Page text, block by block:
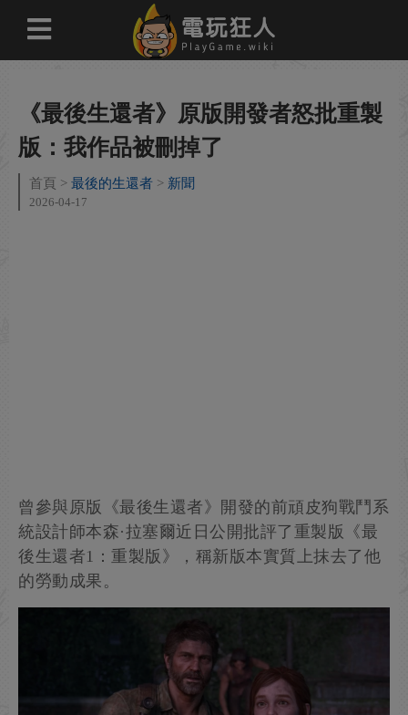
《最後生還者》原版開發者怒批重製
版：我作品被刪掉了
首頁 最後的生還者 新聞
2026-04-17
曾參與原版《最後生還者》開發的前頑皮狗戰鬥系
統設計師本森·拉塞爾近日公開批評了重製版《最
後生還者1：重製版》，稱新版本實質上抹去了他
的勞動成果。